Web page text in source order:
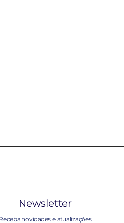
Newsletter
Receba novidades e atualizações